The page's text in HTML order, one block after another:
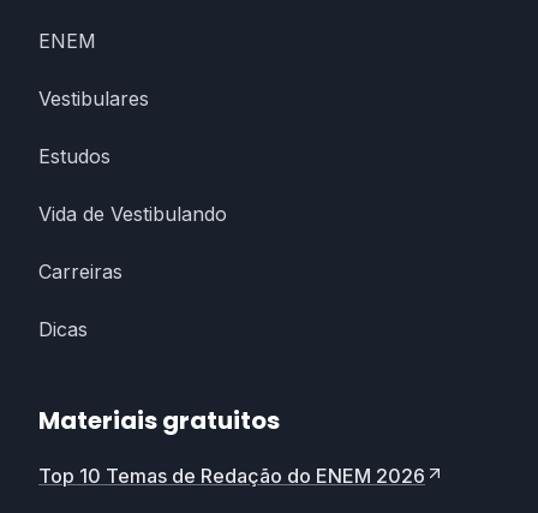
ENEM
Vestibulares
Estudos
Vida de Vestibulando
Carreiras
Dicas
Materiais gratuitos
Top 10 Temas de Redação do ENEM 2026